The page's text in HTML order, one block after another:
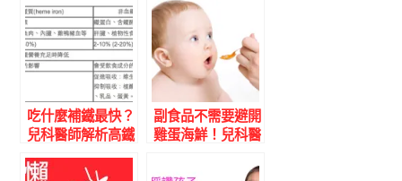
吃什麼補鐵最快？
兒科醫師解析高鐵
質」吸收秘訣
副食品不需要避開
雞蛋海鮮！兒科醫
時機、順序與過敏